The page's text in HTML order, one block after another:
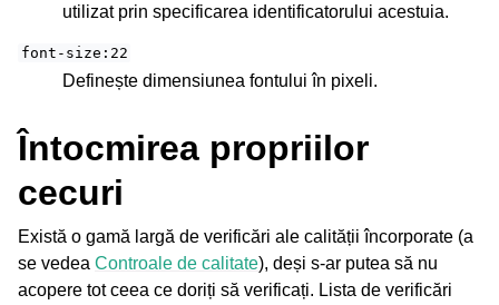
utilizat prin specificarea identificatorului acestuia.
font-size:22
Definește dimensiunea fontului în pixeli.
Întocmirea propriilor
cecuri
Există o gamă largă de verificări ale calității încorporate (a
se vedea Controale de calitate), deși s-ar putea să nu
acopere tot ceea ce doriți să verificați. Lista de verificări